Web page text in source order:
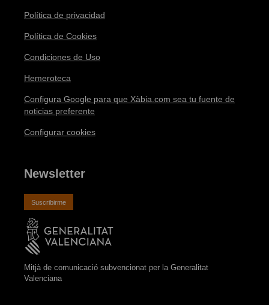
Política de privacidad
Política de Cookies
Condiciones de Uso
Hemeroteca
Configura Google para que Xàbia.com sea tu fuente de
noticias preferente
Configurar cookies
Newsletter
Suscribirme
Mitjà de comunicació subvencionat per la Generalitat
Valenciana